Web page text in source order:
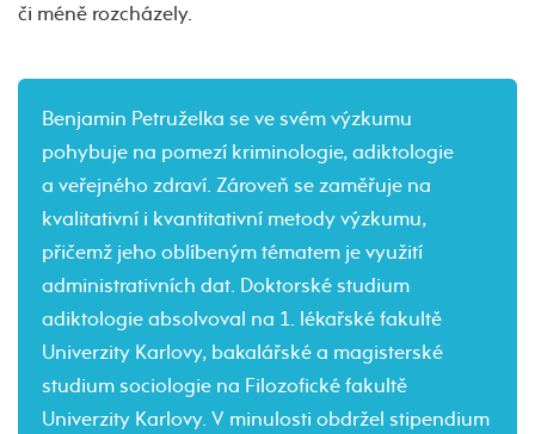
či méně rozcházely.
Benjamin Petruželka se ve svém výzkumu
pohybuje na pomezí kriminologie, adiktologie
a veřejného zdraví. Zároveň se zaměřuje na
kvalitativní i kvantitativní metody výzkumu,
přičemž jeho oblíbeným tématem je využití
administrativních dat. Doktorské studium
adiktologie absolvoval na 1. lékařské fakultě
Univerzity Karlovy, bakalářské a magisterské
studium sociologie na Filozofické fakultě
Univerzity Karlovy. V minulosti obdržel stipendium